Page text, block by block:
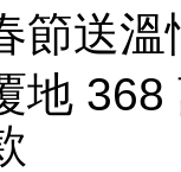
節送
地